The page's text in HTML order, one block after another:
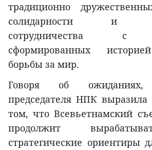
традиционно
солидарности и
сотрудничества с
сформированных
борьбы за мир.
Говоря об ожиданиях,
председателя НПК выразила
том, что Всевьетнамский
продолжит
стратегические ориентиры